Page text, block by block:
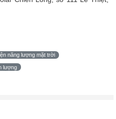
năng lượng mặt trời
lượng